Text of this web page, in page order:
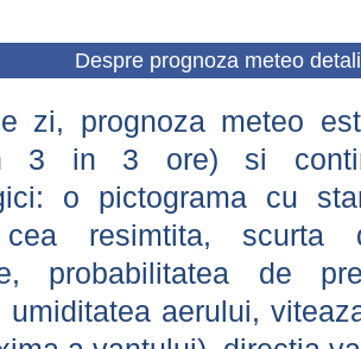
Despre prognoza meteo
zi, prognoza meteo
3 in 3 ore) si
o pictograma cu
resimtita, scurta
probabilitatea de
umiditatea aerului,